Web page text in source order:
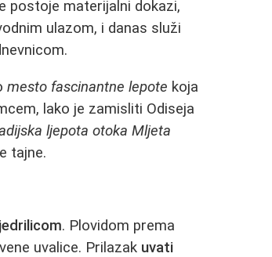
postoje materijalni dokazi,
ulazom, i danas služi
mesto fascinantne lepote koja
lako je zamisliti Odiseja
ljepota otoka Mljeta
tajne.
. Plovidom prema
uvalice. Prilazak uvati